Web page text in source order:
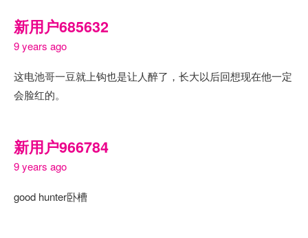
新用户685632
9 years ago
这电池哥一豆就上钩也是让人醉了，长大以后回想现在他一定
会脸红的。
新用户966784
9 years ago
good hunter卧槽